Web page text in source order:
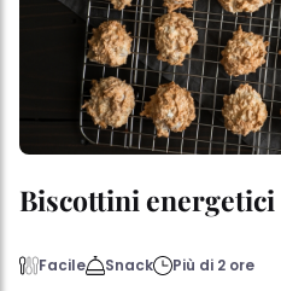
Biscottini energetici
Facile Snack Più di 2 ore